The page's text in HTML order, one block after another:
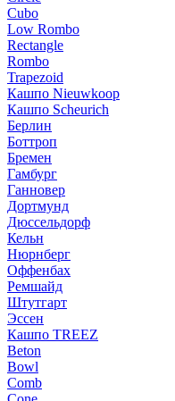
Cubo
Low Rombo
Rectangle
Rombo
Trapezoid
Кашпо Nieuwkoop
Кашпо Scheurich
Берлин
Боттроп
Бремен
Гамбург
Ганновер
Дортмунд
Дюссельдорф
Кельн
Нюрнберг
Оффенбах
Ремшайд
Штутгарт
Эссен
Кашпо TREEZ
Beton
Bowl
Comb